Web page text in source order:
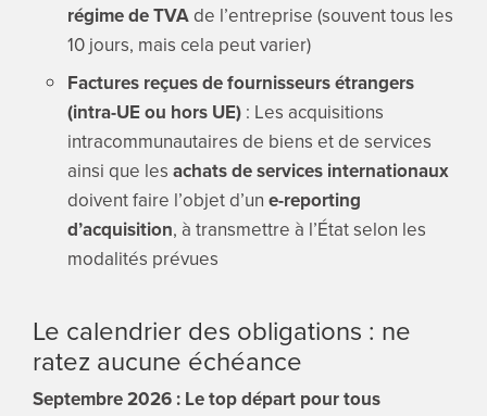
régime de TVAde l’entreprise (souvent tous les
10 jours, mais cela peut varier)
Factures reçues de fournisseurs étrangers
(intra-UE ou hors UE): Les acquisitions
intracommunautaires de biens et de services
ainsi que les achats de services internationaux
doivent faire l’objet d’un e-reporting
d’acquisition, à transmettre à l’État selon les
modalités prévues
Le calendrier des obligations : ne
ratez aucune échéance
Septembre 2026 : Le top départ pour tous